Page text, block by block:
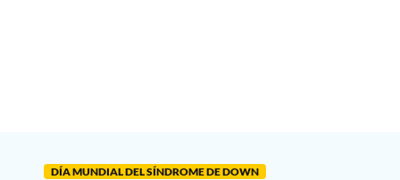
DÍA MUNDIAL DEL SÍNDROME DE DOWN